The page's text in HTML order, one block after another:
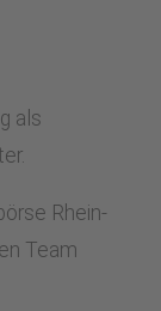
als
Rhein-
Team